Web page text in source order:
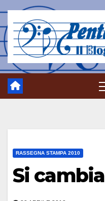
contenuto
RASSEGNA STAMPA 2010
Si